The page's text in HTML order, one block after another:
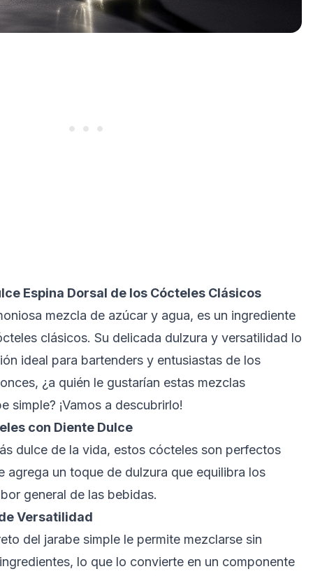
Espina Dorsal de los Cócteles Clásicos
mezcla de azúcar y agua, es un ingrediente
clásicos. Su delicada dulzura y versatilidad lo
ideal para bartenders y entusiastas de los
¿a quién le gustarían estas mezclas
simple? ¡Vamos a descubrirlo!
con Diente Dulce
dulce de la vida, estos cócteles son perfectos
agrega un toque de dulzura que equilibra los
general de las bebidas.
Versatilidad
del jarabe simple le permite mezclarse sin
lo que lo convierte en un componente